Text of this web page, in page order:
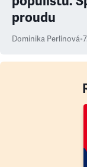
proudu
Dominika Perlínová•